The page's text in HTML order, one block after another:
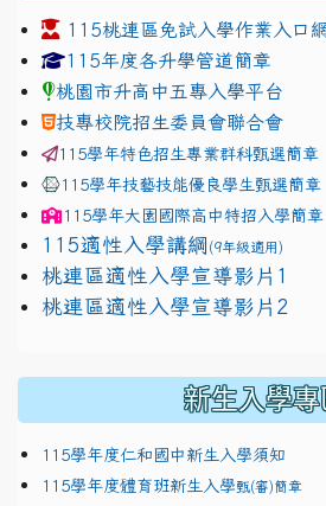
115桃連區免試入學作業入口網
link to https://
115年度各升學管道簡章
桃園市升高中五專入學平台
技專校院招生委員會聯合會
115學年特色招生專業群科甄選簡章
115學年技藝技能優良學生甄選簡章
115學年大園國際高中特招入學簡章
115適性入學講綱 (9年級適用)
link to https://
桃連區適性入學宣導影片1
link to https://
桃連區適性入學宣導影片2
新生入學專
115學年度仁和國中新生入學須知
115學年度體育班新生入學甄(審)簡章